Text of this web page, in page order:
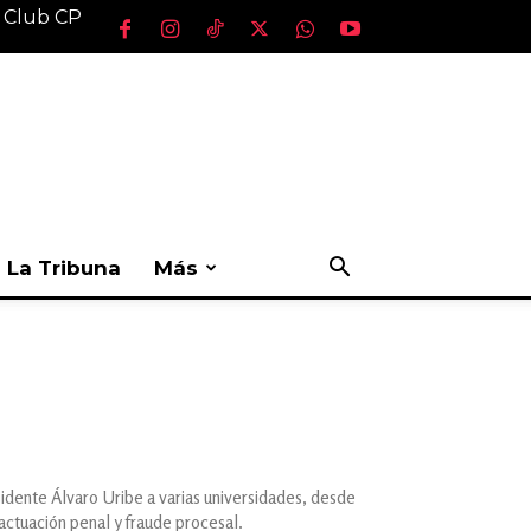
CP
La Tribuna Más
Álvaro Uribe a varias universidades, desde
penal y fraude procesal.